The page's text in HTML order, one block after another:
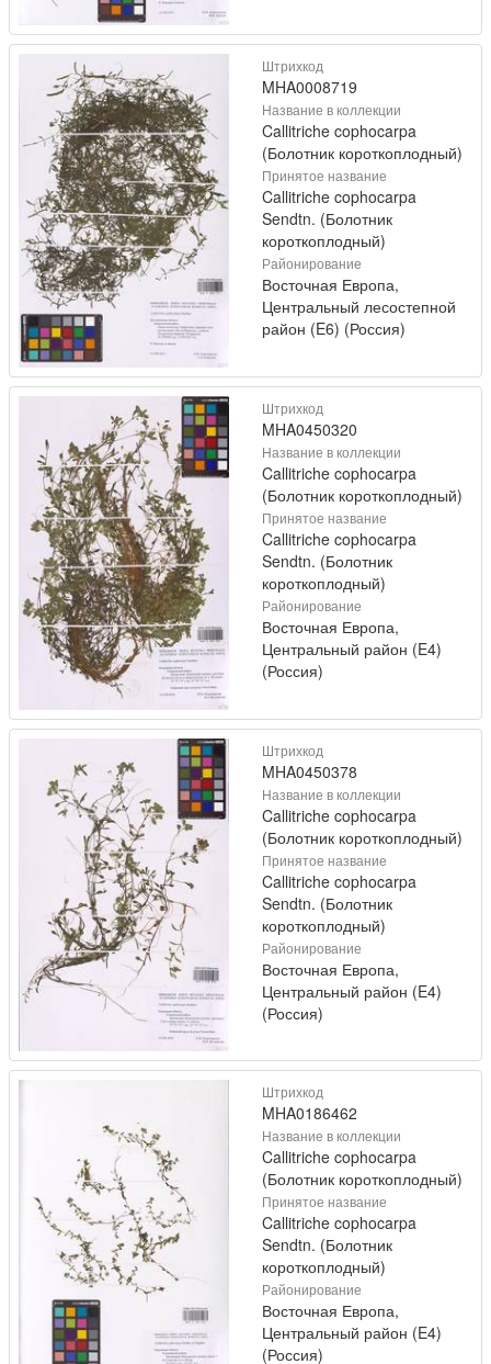
Штрихкод
MHA0008719
Название в коллекции
Callitriche cophocarpa
(Болотник короткоплодный)
Принятое название
Callitriche cophocarpa
Sendtn. (Болотник
короткоплодный)
Районирование
Восточная Европа,
Центральный лесостепной
район (E6) (Россия)
Штрихкод
MHA0450320
Название в коллекции
Callitriche cophocarpa
(Болотник короткоплодный)
Принятое название
Callitriche cophocarpa
Sendtn. (Болотник
короткоплодный)
Районирование
Восточная Европа,
Центральный район (E4)
(Россия)
Штрихкод
MHA0450378
Название в коллекции
Callitriche cophocarpa
(Болотник короткоплодный)
Принятое название
Callitriche cophocarpa
Sendtn. (Болотник
короткоплодный)
Районирование
Восточная Европа,
Центральный район (E4)
(Россия)
Штрихкод
MHA0186462
Название в коллекции
Callitriche cophocarpa
(Болотник короткоплодный)
Принятое название
Callitriche cophocarpa
Sendtn. (Болотник
короткоплодный)
Районирование
Восточная Европа,
Центральный район (E4)
(Россия)